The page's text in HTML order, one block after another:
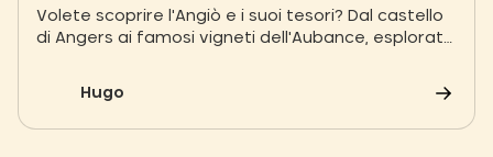
Volete scoprire l'Angiò e i suoi tesori? Dal castello
di Angers ai famosi vigneti dell'Aubance, esplorate
preparate le vostre migliori escursioni dal villaggio
Slow Les Ponts-de-Cé.
Hugo